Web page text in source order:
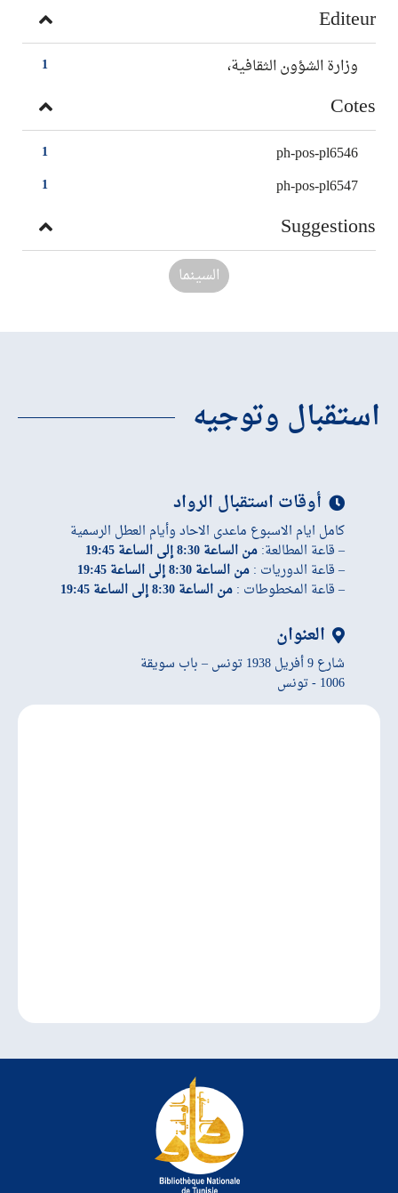
Editeur
1 وزارة الشؤون الثقافية،
Cotes
1 ph-pos-pl6546
1 ph-pos-pl6547
Suggestions
السينما
استقبال وتوجيه
أوقات استقبال الرواد
كامل ايام الاسبوع ماعدى الاحاد وأيام العطل الرسمية
– قاعة المطالعة:من الساعة 8:30 إلى الساعة 19:45
– قاعة الدوريات :من الساعة 8:30 إلى الساعة 19:45
– قاعة المخطوطات :من الساعة 8:30 إلى الساعة 19:45
العنوان
شارع 9 أفريل 1938 تونس – باب سويقة
1006 - تونس